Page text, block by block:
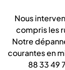
Nous
compris les
Notre
courantes en
88 33 49